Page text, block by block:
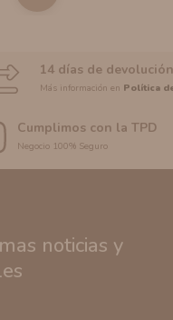
14 días de devolución
Más información en Política
Cumplimos con la TPD
Negocio 100% Seguro
noticias y